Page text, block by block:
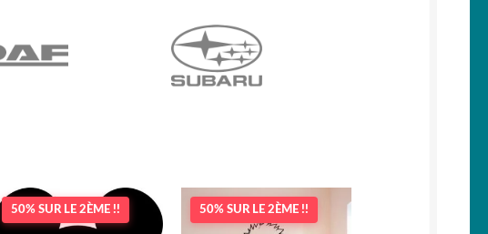
50% SUR LE 2ÈME !! 50% SUR LE 2ÈME !!